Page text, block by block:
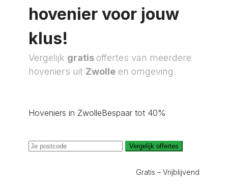
hovenier voor jouw
klus!
Vergelijk gratis offertes van meerdere
hoveniers uit Zwolle en omgeving.
Hoveniers in ZwolleBespaar tot 40%
Vergelijk offertes
Gratis – Vrijblijvend